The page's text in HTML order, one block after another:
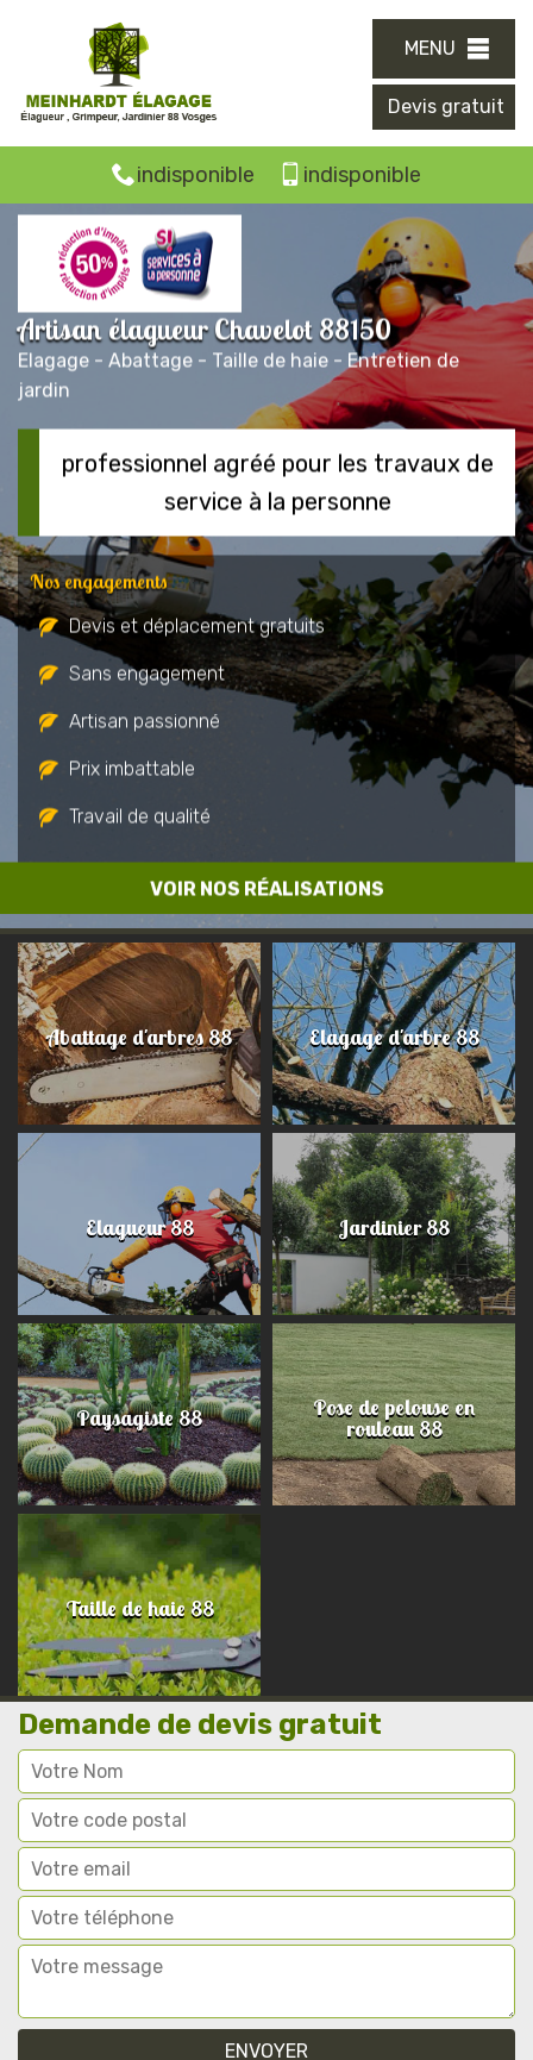
MENU
Devis gratuit
indisponible indisponible
Artisan élagueur Chavelot 88150
Elagage - Abattage - Taille de haie - Entretien de
jardin
VOIR NOS RÉALISATIONS
professionnel agréé pour les travaux de
service à la personne
Nos engagements
Devis et déplacement gratuits
Sans engagement
Artisan passionné
Prix imbattable
Travail de qualité
Abattage d'arbres 88 Elagage d'arbre 88
Elagueur 88 Jardinier 88
Paysagiste 88 Pose de pelouse en
rouleau 88
Taille de haie 88
Demande de devis gratuit